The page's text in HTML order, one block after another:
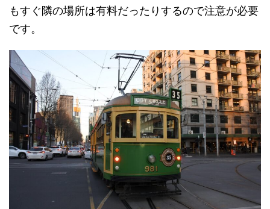
もすぐ隣の場所は有料だったりするので注意が必要
です。